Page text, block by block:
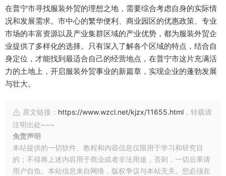
在普宁市寻找服装外贸的理想之地，需要综合考虑自身的实际情
况和发展需求。市中心的繁华便利、商业园区的优惠政策、专业
市场的丰富资源以及产业集群区域的产业优势，都为服装外贸企
业提供了多样化的选择。只有深入了解各个区域的特点，结合自
身定位，才能找到最适合自己的经营地点，在普宁市这片充满活
力的土地上，开启服装外贸事业的新篇章，实现企业的蓬勃发展
与壮大。
原文链接： https://www.wzcl.net/kjzx/11655.html ，转载请
注明出处~~~
免责声明
本站提供的一切软件、教程和内容信息仅限用于学习和研究目
的；不得将上述内容用于商业或者非法用途，否则，一切后果请
用户自负。本站信息来自网络，版权争议与本站无关。您必须在